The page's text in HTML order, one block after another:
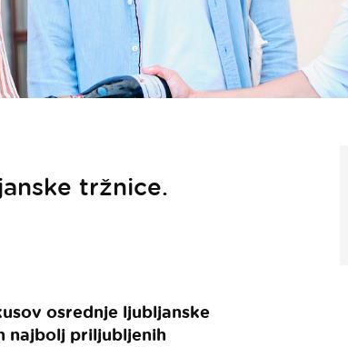
tržnice.
osrednje ljubljanske
najbolj priljubljenih